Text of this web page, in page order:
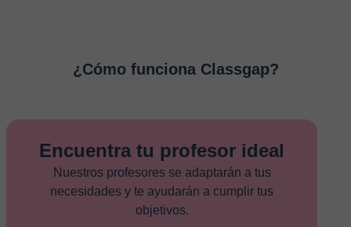
¿Cómo funciona Classgap?
Encuentra tu profesor ideal
Nuestros profesores se adaptarán a tus
necesidades y te ayudarán a cumplir tus
objetivos.